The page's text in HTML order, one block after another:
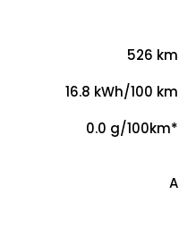
526 km
16.8 kWh/100 km
0.0 g/100km*
A